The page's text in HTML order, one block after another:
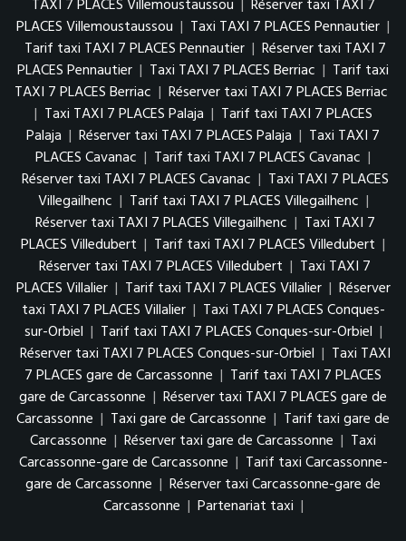
TAXI 7 PLACES Villemoustaussou | Réserver taxi TAXI 7
PLACES Villemoustaussou | Taxi TAXI 7 PLACES Pennautier |
Tarif taxi TAXI 7 PLACES Pennautier | Réserver taxi TAXI 7
PLACES Pennautier | Taxi TAXI 7 PLACES Berriac | Tarif taxi
TAXI 7 PLACES Berriac | Réserver taxi TAXI 7 PLACES Berriac
| Taxi TAXI 7 PLACES Palaja | Tarif taxi TAXI 7 PLACES
Palaja | Réserver taxi TAXI 7 PLACES Palaja | Taxi TAXI 7
PLACES Cavanac | Tarif taxi TAXI 7 PLACES Cavanac |
Réserver taxi TAXI 7 PLACES Cavanac | Taxi TAXI 7 PLACES
Villegailhenc | Tarif taxi TAXI 7 PLACES Villegailhenc |
Réserver taxi TAXI 7 PLACES Villegailhenc | Taxi TAXI 7
PLACES Villedubert | Tarif taxi TAXI 7 PLACES Villedubert |
Réserver taxi TAXI 7 PLACES Villedubert | Taxi TAXI 7
PLACES Villalier | Tarif taxi TAXI 7 PLACES Villalier | Réserver
taxi TAXI 7 PLACES Villalier | Taxi TAXI 7 PLACES Conques-
sur-Orbiel | Tarif taxi TAXI 7 PLACES Conques-sur-Orbiel |
Réserver taxi TAXI 7 PLACES Conques-sur-Orbiel | Taxi TAXI
7 PLACES gare de Carcassonne | Tarif taxi TAXI 7 PLACES
gare de Carcassonne | Réserver taxi TAXI 7 PLACES gare de
Carcassonne | Taxi gare de Carcassonne | Tarif taxi gare de
Carcassonne | Réserver taxi gare de Carcassonne | Taxi
Carcassonne-gare de Carcassonne | Tarif taxi Carcassonne-
gare de Carcassonne | Réserver taxi Carcassonne-gare de
Carcassonne | Partenariat taxi |